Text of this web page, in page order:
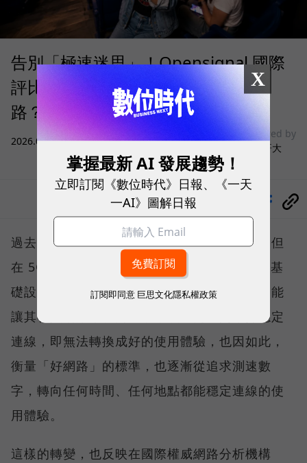
告別「極速迷思」！Opensignal 國際
評比揭密：什麼才是 5G 時代的好網
路？
2026.08.03|3C生活
sponsored by
台灣大哥大
過去，下載速度是評價電信服務的重要指標，但
在 5G 成為工作、娛樂、生活不可或缺的數位基
礎設施後，消費者發現，再快的網速，如果不能
讓其在人潮聚集、高速移動或室內空間維持穩定
連線，即無法轉換成好的使用體驗，也因如此，
衡量「好網路」的標準，也逐漸從追求測速數
字，轉向任何時間、任何地點都能穩定連線的使
用體驗。
這樣的轉變，也反映在國際權威網路分析機構
X
掌握最新 AI 發展趨勢！
立即訂閱《數位時代》日報、《一天
一AI》圖解日報
訂閱即同意 巨思文化隱私權政策